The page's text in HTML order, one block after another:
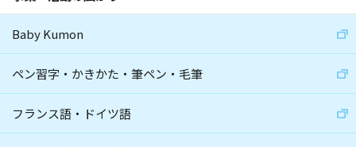
Baby Kumon
ペン習字・かきかた・筆ペン・毛筆
フランス語・ドイツ語